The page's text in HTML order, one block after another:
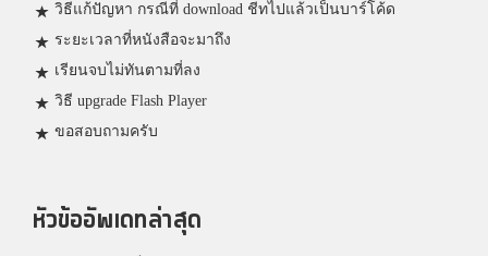
วิธีแก้ปัญหา กรณีที่ download ชีทไปแล้วเป็นบาร์โค้ด
ระยะเวลาที่หนังสือจะมาถึง
เรียนจบไม่ทันตามที่ลง
วิธี upgrade Flash Player
ขอสอบถามครับ
หัวข้ออัพเดทล่าสุด